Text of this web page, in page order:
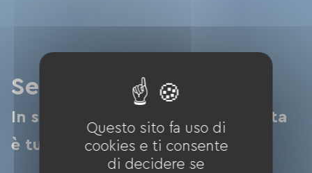
Sei sulla strada giusta
In soggiorno o in viaggio, la scelta
è tua
Questo sito fa uso di
cookies e ti consente
di decidere se